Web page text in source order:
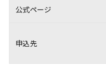
公式ページ
申込先